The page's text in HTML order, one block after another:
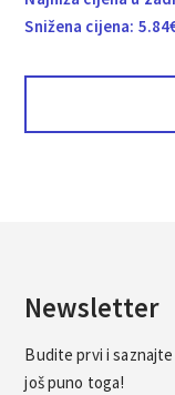
Snižena cijena: 5.84
Newsletter
Budite prvi i
još puno toga!